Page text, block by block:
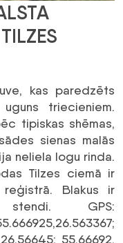
kas paredzēts
triecieniem.
tipiskas shēmas,
sienas malās
neliela logu rinda.
Tilzes ciemā ir
reģistrā. Blakus ir
GPS:
55.66692,